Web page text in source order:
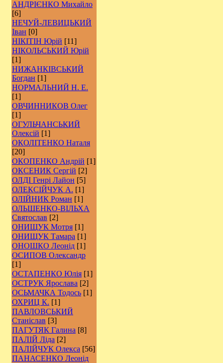
АНДРІЄНКО Михайло
[6]
НЕЧУЙ-ЛЕВИЦЬКИЙ
Іван [0]
НІКІТІН Юрій [11]
НІКОЛЬСЬКИЙ Юрій
[1]
НИЖАНКІВСЬКИЙ
Богдан [1]
НОРМАЛЬНИЙ Н. Е.
[1]
ОВЧИННИКОВ Олег
[1]
ОГУЛЬЧАНСЬКИЙ
Олексій [1]
ОКОЛІТЕНКО Наталя
[20]
ОКОПЕНКО Андрій [1]
ОКСЕНИК Сергій [2]
ОЛДІ Генрі Лайон [5]
ОЛЕКСІЙЧУК А. [1]
ОЛІЙНИК Роман [1]
ОЛЬШЕНКО-ВІЛЬХА
Святослав [2]
ОНИЩУК Мотря [1]
ОНИЩУК Тамара [1]
ОНОШКО Леонід [1]
ОСИПОВ Олександр
[1]
ОСТАПЕНКО Юлія [1]
ОСТРУК Ярослава [2]
ОСЬМАЧКА Тодось [1]
ОХРИЦ К. [1]
ПАВЛОВСЬКИЙ
Станіслав [3]
ПАГУТЯК Галина [8]
ПАЛІЙ Ліда [2]
ПАЛІЙЧУК Олекса [56]
ПАНАСЕНКО Леонід